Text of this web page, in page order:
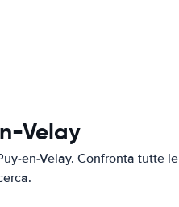
Velay
en-Velay. Confronta tutte le